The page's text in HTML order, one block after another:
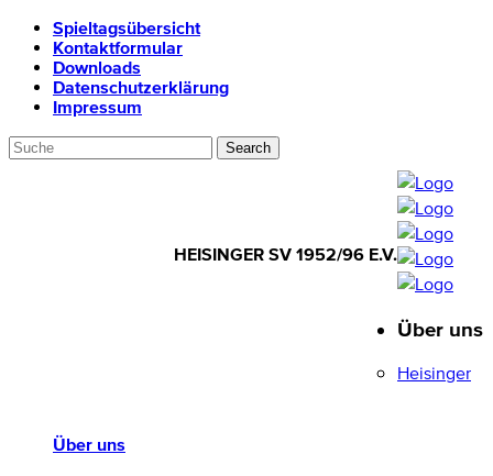
Spieltagsübersicht
Kontaktformular
Downloads
Datenschutzerklärung
Impressum
HEISINGER SV 1952/96 E.V.
1952/96 E.V.
Über uns
Über uns
Heisinger